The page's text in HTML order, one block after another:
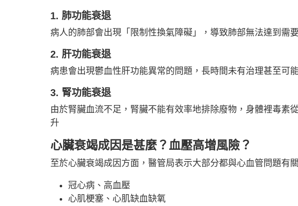
1. 肺功能衰退
病人的肺部會出現「限制性換氣障礙」，導致肺部無法達到需
2. 肝功能衰退
病患會出現鬱血性肝功能異常的問題，長時間未有治理甚至可
3. 腎功能衰退
由於腎臟血流不足，腎臟不能有效率地排除廢物，身體裡毒素
升
心臟衰竭成因是甚麼？血壓高增風險？
至於心臟衰竭成因方面，醫管局表示大部分都與心血管問題有
冠心病、高血壓
心肌梗塞、心肌缺血缺氧